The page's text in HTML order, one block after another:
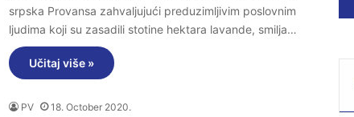
srpska Provansa zahvaljujući preduzimljivim poslovnim
ljudima koji su zasadili stotine hektara lavande, smilja…
Učitaj više »
PV 18. October 2020.